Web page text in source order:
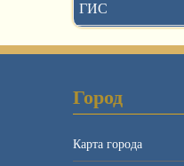
ГИС
Город
Карта города